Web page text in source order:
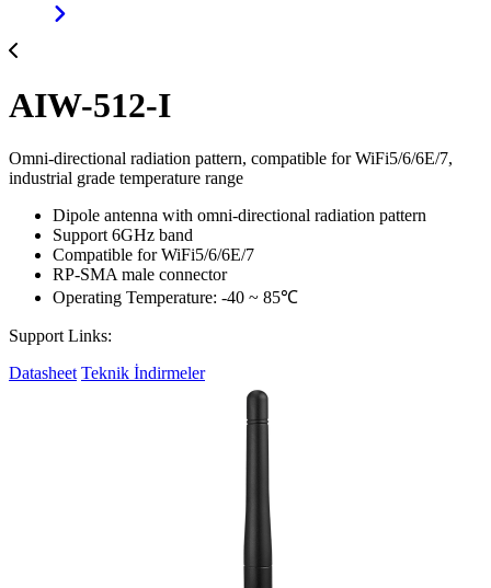
AIW-512-I
Omni-directional radiation pattern, compatible for WiFi5/6/6E/7,
industrial grade temperature range
Dipole antenna with omni-directional radiation pattern
Support 6GHz band
Compatible for WiFi5/6/6E/7
RP-SMA male connector
Operating Temperature: -40 ~ 85℃
Support Links:
Datasheet Teknik İndirmeler